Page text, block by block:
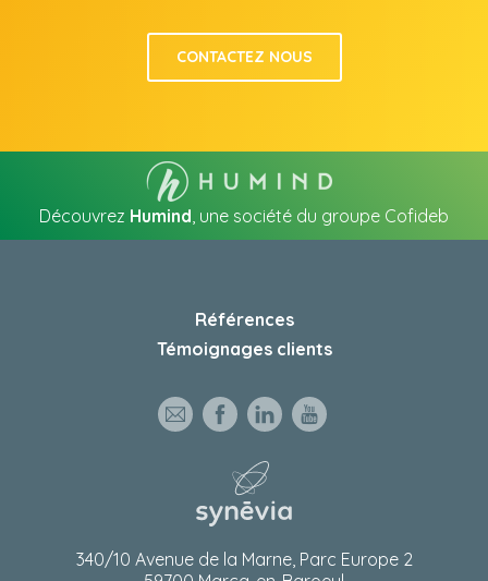
CONTACTEZ NOUS
Découvrez Humind, une société du groupe Cofideb
Références
Témoignages clients
340/10 Avenue de la Marne, Parc Europe 2